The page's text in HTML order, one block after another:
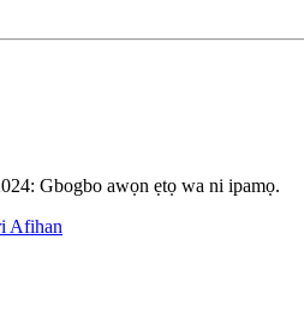
Gbogbo awọn ẹtọ wa ni ipamọ.
Afihan